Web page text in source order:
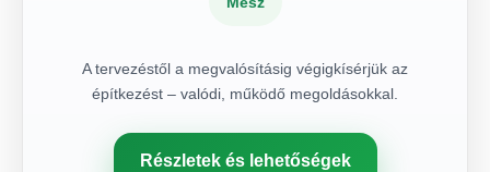
A tervezéstől a megvalósításig végigkísérjük az
építkezést – valódi, működő megoldásokkal.
Részletek és lehetőségek